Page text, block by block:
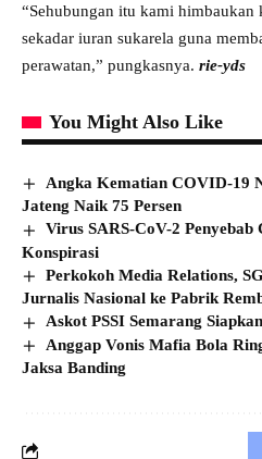
“Sehubungan itu kami himbaukan
sekadar iuran sukarela guna
perawatan,” pungkasnya. rie-yds
You Might Also Like
Angka Kematian COVID-19
Jateng Naik 75 Persen
Virus SARS-CoV-2
Konspirasi
Perkokoh Media Relations,
Jurnalis Nasional ke Pabrik
Askot PSSI Semarang
Anggap Vonis Mafia Bola
Jaksa Banding